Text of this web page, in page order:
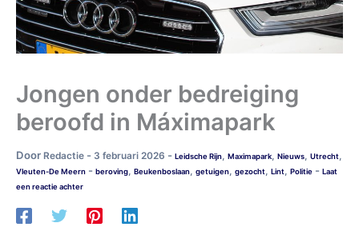
Jongen onder bedreiging
beroofd in Máximapark
Door Redactie - 3 februari 2026 - Leidsche Rijn, Maximapark, Nieuws, Utrecht,
Vleuten-De Meern - beroving, Beukenboslaan, getuigen, gezocht, Lint, Politie - Laat
een reactie achter